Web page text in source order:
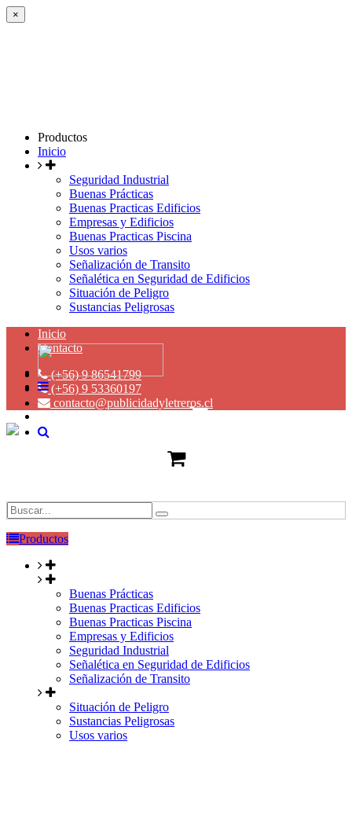
×
Productos
Inicio
Seguridad Industrial
Buenas Prácticas
Buenas Practicas Edificios
Empresas y Edificios
Buenas Practicas Piscina
Usos varios
Señalización de Transito
Señalética en Seguridad de Edificios
Situación de Peligro
Sustancias Peligrosas
Inicio
Contacto
(+56) 9 86541799
(+56) 9 53360197
contacto@publicidadyletreros.cl
Productos
Buenas Prácticas
Buenas Practicas Edificios
Buenas Practicas Piscina
Empresas y Edificios
Seguridad Industrial
Señalética en Seguridad de Edificios
Señalización de Transito
Situación de Peligro
Sustancias Peligrosas
Usos varios